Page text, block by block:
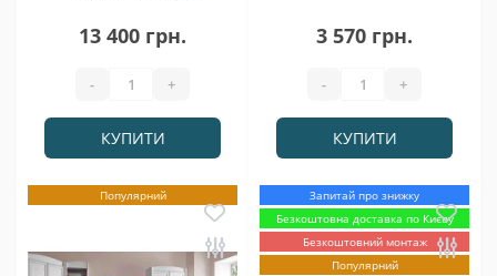
13 400 грн.
- +
КУПИТИ
3 570 грн.
- +
КУПИТИ
Популярний
Запитай про знижку
Безкоштовна доставка по Києву
Безкоштовний монтаж
Популярний